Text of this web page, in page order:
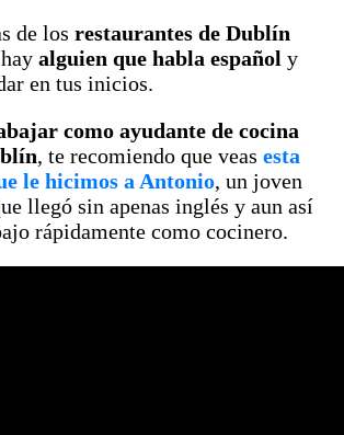
de los restaurantes de Dublín
alguien que habla español y
en tus inicios.
como ayudante de cocina
, te recomiendo que veas esta
le hicimos a Antonio, un joven
llegó sin apenas inglés y aun así
rápidamente como cocinero.